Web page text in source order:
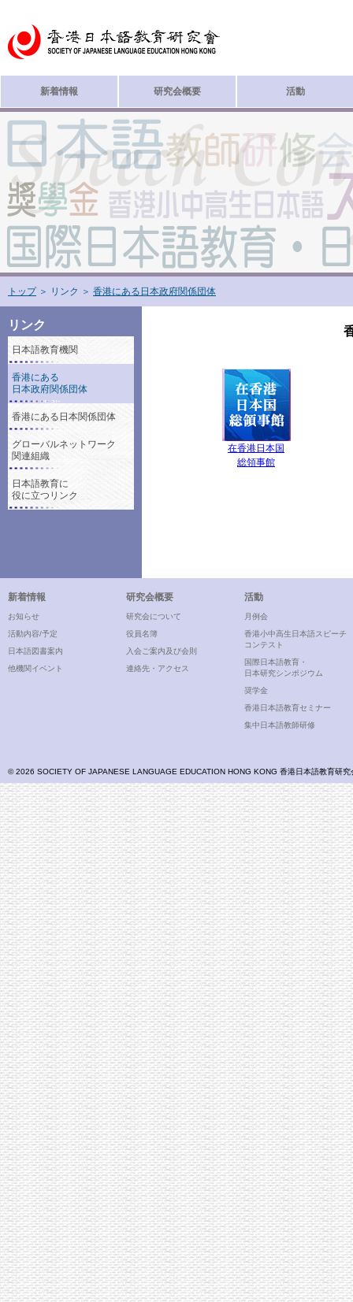
新着情報 研究会概要 活動
トップ ＞ リンク ＞ 香港にある日本政府関係団体
リンク
日本語教育機関
香港にある
日本政府関係団体
香港にある日本関係団体
グローバルネットワーク
関連組織
日本語教育に
役に立つリンク
在香港日本国
総領事館
新着情報
お知らせ
活動内容/予定
日本語図書案内
他機関イベント
研究会概要
研究会について
役員名簿
入会ご案内及び会則
連絡先・アクセス
活動
月例会
香港小中高生日本語スピーチ
コンテスト
国際日本語教育・
日本研究シンポジウム
奨学金
香港日本語教育セミナー
集中日本語教師研修
© 2026 SOCIETY OF JAPANESE LANGUAGE EDUCATION HONG KONG 香港日本語教育研究